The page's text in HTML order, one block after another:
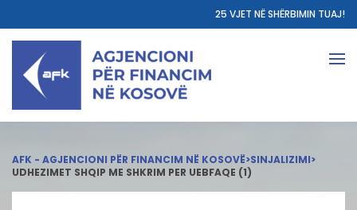
25 VJET NË SHËRBIMIN TUAJ!
AFK - AGJENCIONI PËR FINANCIM NË KOSOVË>SINJALIZIMI>
UDHEZIMET SHQIP ME SHKRIM PER UEBFAQE (1)